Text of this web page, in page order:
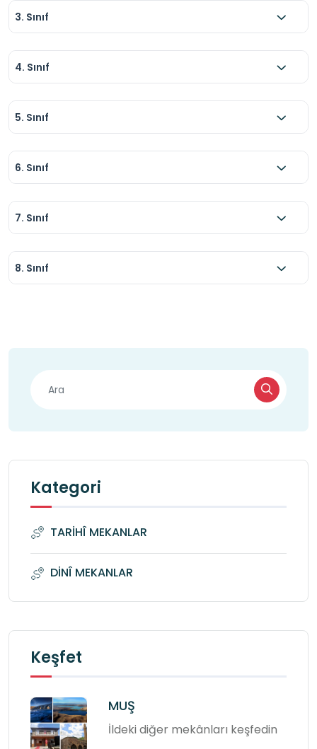
3. Sınıf
4. Sınıf
5. Sınıf
6. Sınıf
7. Sınıf
8. Sınıf
Kategori
TARİHÎ MEKANLAR
DİNÎ MEKANLAR
Keşfet
MUŞ
İldeki diğer mekânları keşfedin